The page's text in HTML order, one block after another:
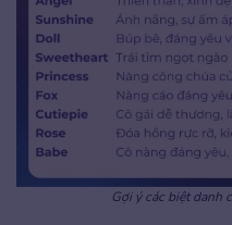
Gợi ý các biệt danh